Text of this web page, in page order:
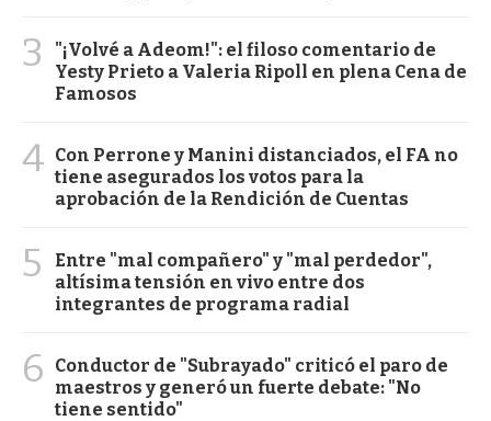
3
"¡Volvé a Adeom!": el filoso comentario de
Yesty Prieto a Valeria Ripoll en plena Cena de
Famosos
4 Con Perrone y Manini distanciados, el FA no
tiene asegurados los votos para la
aprobación de la Rendición de Cuentas
5
Entre "mal compañero" y "mal perdedor",
altísima tensión en vivo entre dos
integrantes de programa radial
6
Conductor de "Subrayado" criticó el paro de
maestros y generó un fuerte debate: "No
tiene sentido"